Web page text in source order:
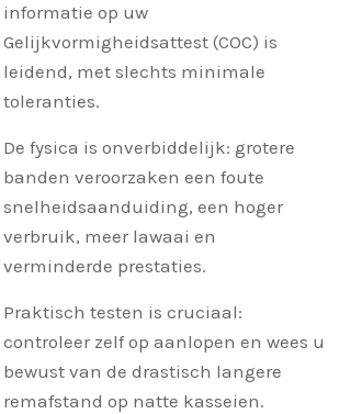
informatie op uw
Gelijkvormigheidsattest (COC) is
leidend, met slechts minimale
toleranties.
De fysica is onverbiddelijk: grotere
banden veroorzaken een foute
snelheidsaanduiding, een hoger
verbruik, meer lawaai en
verminderde prestaties.
Praktisch testen is cruciaal:
controleer zelf op aanlopen en wees u
bewust van de drastisch langere
remafstand op natte kasseien.